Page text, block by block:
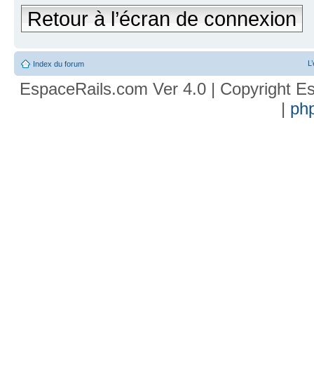
Retour à l’écran de connexion
Index du forum
EspaceRails.com Ver 4.0 | Copyright
|